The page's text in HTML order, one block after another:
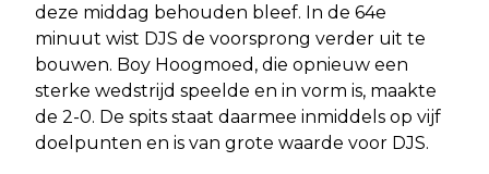
deze middag behouden bleef. In de 64e
minuut wist DJS de voorsprong verder uit te
bouwen. Boy Hoogmoed, die opnieuw een
sterke wedstrijd speelde en in vorm is, maakte
de 2-0. De spits staat daarmee inmiddels op vijf
doelpunten en is van grote waarde voor DJS.